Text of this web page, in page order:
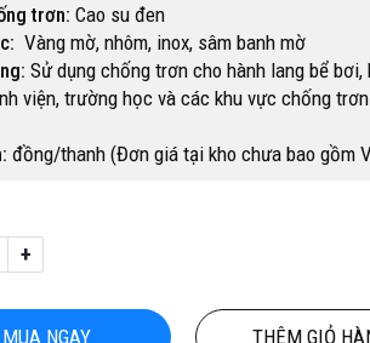
trơn: Cao su đen
Vàng mờ, nhôm, inox, sâm banh mờ
Sử dụng chống trơn cho hành lang bể bơi,
viện, trường học và các khu vực chống
đồng/thanh (Đơn giá tại kho chưa bao gồm
+
MUA NGAY THÊM GIỎ